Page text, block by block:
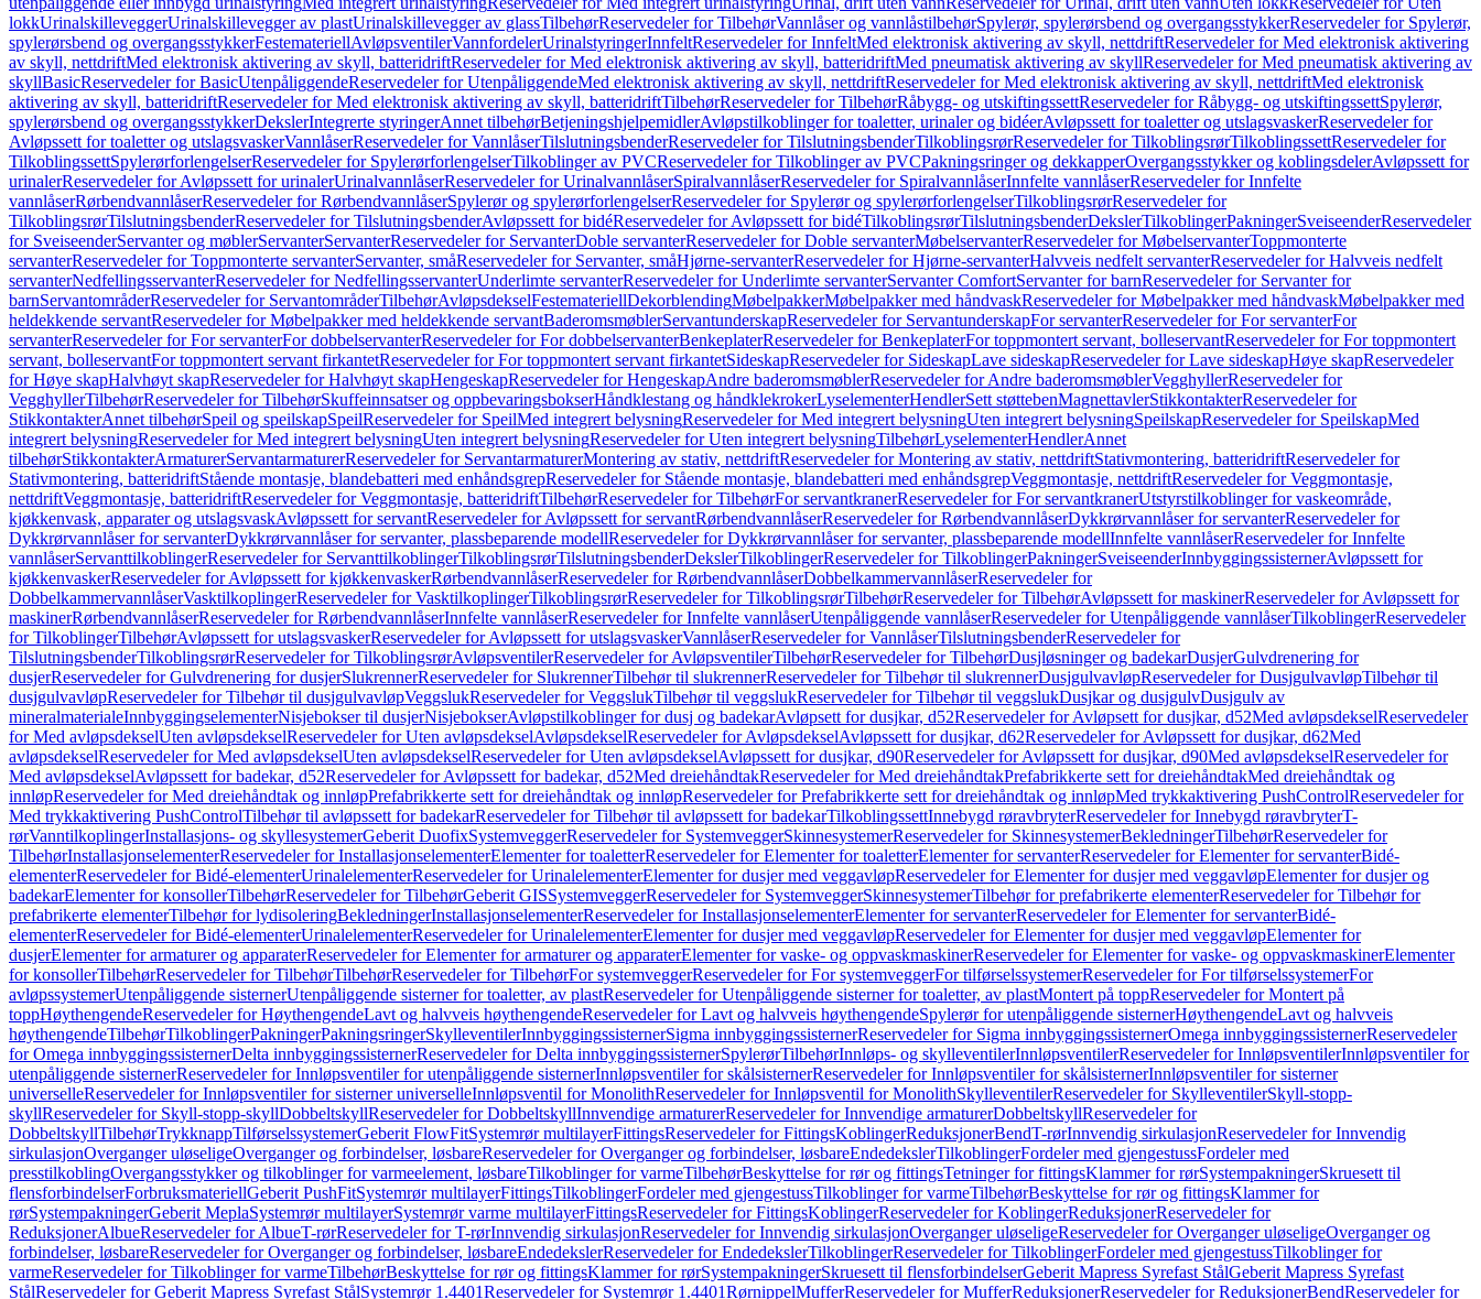
lokkUrinalskilleveggerUrinalskillevegger av plastUrinalskillevegger av glassTilbehørReservedeler for TilbehørVannlåser og vannlåstilbehørSpylerør, spylerørsbend og overgangsstykkerReservedeler for Spylerør,
spylerørsbend og overgangsstykkerFestemateriellAvløpsventilerVannfordelerUrinalstyringerInnfeltReservedeler for InnfeltMed elektronisk aktivering av skyll, nettdriftReservedeler for Med elektronisk aktivering
av skyll, nettdriftMed elektronisk aktivering av skyll, batteridriftReservedeler for Med elektronisk aktivering av skyll, batteridriftMed pneumatisk aktivering av skyllReservedeler for Med pneumatisk aktivering av
skyllBasicReservedeler for BasicUtenpåliggendeReservedeler for UtenpåliggendeMed elektronisk aktivering av skyll, nettdriftReservedeler for Med elektronisk aktivering av skyll, nettdriftMed elektronisk
aktivering av skyll, batteridriftReservedeler for Med elektronisk aktivering av skyll, batteridriftTilbehørReservedeler for TilbehørRåbygg- og utskiftingssettReservedeler for Råbygg- og utskiftingssettSpylerør,
spylerørsbend og overgangsstykkerDekslerIntegrerte styringerAnnet tilbehørBetjeningshjelpemidlerAvløpstilkoblinger for toaletter, urinaler og bidéerAvløpssett for toaletter og utslagsvaskerReservedeler for
Avløpssett for toaletter og utslagsvaskerVannlåserReservedeler for VannlåserTilslutningsbenderReservedeler for TilslutningsbenderTilkoblingsrørReservedeler for TilkoblingsrørTilkoblingssettReservedeler for
TilkoblingssettSpylerørforlengelserReservedeler for SpylerørforlengelserTilkoblinger av PVCReservedeler for Tilkoblinger av PVCPakningsringer og dekkapperOvergangsstykker og koblingsdelerAvløpssett for
urinalerReservedeler for Avløpssett for urinalerUrinalvannlåserReservedeler for UrinalvannlåserSpiralvannlåserReservedeler for SpiralvannlåserInnfelte vannlåserReservedeler for Innfelte
vannlåserRørbendvannlåserReservedeler for RørbendvannlåserSpylerør og spylerørforlengelserReservedeler for Spylerør og spylerørforlengelserTilkoblingsrørReservedeler for
TilkoblingsrørTilslutningsbenderReservedeler for TilslutningsbenderAvløpssett for bidéReservedeler for Avløpssett for bidéTilkoblingsrørTilslutningsbenderDekslerTilkoblingerPakningerSveiseenderReservedeler
for SveiseenderServanter og møblerServanterServanterReservedeler for ServanterDoble servanterReservedeler for Doble servanterMøbelservanterReservedeler for MøbelservanterToppmonterte
servanterReservedeler for Toppmonterte servanterServanter, småReservedeler for Servanter, småHjørne-servanterReservedeler for Hjørne-servanterHalvveis nedfelt servanterReservedeler for Halvveis nedfelt
servanterNedfellingsservanterReservedeler for NedfellingsservanterUnderlimte servanterReservedeler for Underlimte servanterServanter ComfortServanter for barnReservedeler for Servanter for
barnServantområderReservedeler for ServantområderTilbehørAvløpsdekselFestemateriellDekorblendingMøbelpakkerMøbelpakker med håndvaskReservedeler for Møbelpakker med håndvaskMøbelpakker med
heldekkende servantReservedeler for Møbelpakker med heldekkende servantBaderomsmøblerServantunderskapReservedeler for ServantunderskapFor servanterReservedeler for For servanterFor
servanterReservedeler for For servanterFor dobbelservanterReservedeler for For dobbelservanterBenkeplaterReservedeler for BenkeplaterFor toppmontert servant, bolleservantReservedeler for For toppmontert
servant, bolleservantFor toppmontert servant firkantetReservedeler for For toppmontert servant firkantetSideskapReservedeler for SideskapLave sideskapReservedeler for Lave sideskapHøye skapReservedeler
for Høye skapHalvhøyt skapReservedeler for Halvhøyt skapHengeskapReservedeler for HengeskapAndre baderomsmøblerReservedeler for Andre baderomsmøblerVegghyllerReservedeler for
VegghyllerTilbehørReservedeler for TilbehørSkuffeinnsatser og oppbevaringsbokserHåndklestang og håndklekrokerLyselementerHendlerSett støttebenMagnettavlerStikkontakterReservedeler for
StikkontakterAnnet tilbehørSpeil og speilskapSpeilReservedeler for SpeilMed integrert belysningReservedeler for Med integrert belysningUten integrert belysningSpeilskapReservedeler for SpeilskapMed
integrert belysningReservedeler for Med integrert belysningUten integrert belysningReservedeler for Uten integrert belysningTilbehørLyselementerHendlerAnnet
tilbehørStikkontakterArmaturerServantarmaturerReservedeler for ServantarmaturerMontering av stativ, nettdriftReservedeler for Montering av stativ, nettdriftStativmontering, batteridriftReservedeler for
Stativmontering, batteridriftStående montasje, blandebatteri med enhåndsgrepReservedeler for Stående montasje, blandebatteri med enhåndsgrepVeggmontasje, nettdriftReservedeler for Veggmontasje,
nettdriftVeggmontasje, batteridriftReservedeler for Veggmontasje, batteridriftTilbehørReservedeler for TilbehørFor servantkranerReservedeler for For servantkranerUtstyrstilkoblinger for vaskeområde,
kjøkkenvask, apparater og utslagsvaskAvløpssett for servantReservedeler for Avløpssett for servantRørbendvannlåserReservedeler for RørbendvannlåserDykkrørvannlåser for servanterReservedeler for
Dykkrørvannlåser for servanterDykkrørvannlåser for servanter, plassbeparende modellReservedeler for Dykkrørvannlåser for servanter, plassbeparende modellInnfelte vannlåserReservedeler for Innfelte
vannlåserServanttilkoblingerReservedeler for ServanttilkoblingerTilkoblingsrørTilslutningsbenderDekslerTilkoblingerReservedeler for TilkoblingerPakningerSveiseenderInnbyggingssisternerAvløpssett for
kjøkkenvaskerReservedeler for Avløpssett for kjøkkenvaskerRørbendvannlåserReservedeler for RørbendvannlåserDobbelkammervannlåserReservedeler for
DobbelkammervannlåserVasktilkoplingerReservedeler for VasktilkoplingerTilkoblingsrørReservedeler for TilkoblingsrørTilbehørReservedeler for TilbehørAvløpssett for maskinerReservedeler for Avløpssett for
maskinerRørbendvannlåserReservedeler for RørbendvannlåserInnfelte vannlåserReservedeler for Innfelte vannlåserUtenpåliggende vannlåserReservedeler for Utenpåliggende vannlåserTilkoblingerReservedeler
for TilkoblingerTilbehørAvløpssett for utslagsvaskerReservedeler for Avløpssett for utslagsvaskerVannlåserReservedeler for VannlåserTilslutningsbenderReservedeler for
TilslutningsbenderTilkoblingsrørReservedeler for TilkoblingsrørAvløpsventilerReservedeler for AvløpsventilerTilbehørReservedeler for TilbehørDusjløsninger og badekarDusjerGulvdrenering for
dusjerReservedeler for Gulvdrenering for dusjerSlukrennerReservedeler for SlukrennerTilbehør til slukrennerReservedeler for Tilbehør til slukrennerDusjgulvavløpReservedeler for DusjgulvavløpTilbehør til
dusjgulvavløpReservedeler for Tilbehør til dusjgulvavløpVeggslukReservedeler for VeggslukTilbehør til veggslukReservedeler for Tilbehør til veggslukDusjkar og dusjgulvDusjgulv av
mineralmaterialeInnbyggingselementerNisjebokser til dusjerNisjebokserAvløpstilkoblinger for dusj og badekarAvløpsett for dusjkar, d52Reservedeler for Avløpsett for dusjkar, d52Med avløpsdekselReservedeler
for Med avløpsdekselUten avløpsdekselReservedeler for Uten avløpsdekselAvløpsdekselReservedeler for AvløpsdekselAvløpssett for dusjkar, d62Reservedeler for Avløpssett for dusjkar, d62Med
avløpsdekselReservedeler for Med avløpsdekselUten avløpsdekselReservedeler for Uten avløpsdekselAvløpssett for dusjkar, d90Reservedeler for Avløpssett for dusjkar, d90Med avløpsdekselReservedeler for
Med avløpsdekselAvløpssett for badekar, d52Reservedeler for Avløpssett for badekar, d52Med dreiehåndtakReservedeler for Med dreiehåndtakPrefabrikkerte sett for dreiehåndtakMed dreiehåndtak og
innløpReservedeler for Med dreiehåndtak og innløpPrefabrikkerte sett for dreiehåndtak og innløpReservedeler for Prefabrikkerte sett for dreiehåndtak og innløpMed trykkaktivering PushControlReservedeler for
Med trykkaktivering PushControlTilbehør til avløpssett for badekarReservedeler for Tilbehør til avløpssett for badekarTilkoblingssettInnebygd røravbryterReservedeler for Innebygd røravbryterT-
rørVanntilkoplingerInstallasjons- og skyllesystemerGeberit DuofixSystemveggerReservedeler for SystemveggerSkinnesystemerReservedeler for SkinnesystemerBekledningerTilbehørReservedeler for
TilbehørInstallasjonselementerReservedeler for InstallasjonselementerElementer for toaletterReservedeler for Elementer for toaletterElementer for servanterReservedeler for Elementer for servanterBidé-
elementerReservedeler for Bidé-elementerUrinalelementerReservedeler for UrinalelementerElementer for dusjer med veggavløpReservedeler for Elementer for dusjer med veggavløpElementer for dusjer og
badekarElementer for konsollerTilbehørReservedeler for TilbehørGeberit GISSystemveggerReservedeler for SystemveggerSkinnesystemerTilbehør for prefabrikerte elementerReservedeler for Tilbehør for
prefabrikerte elementerTilbehør for lydisoleringBekledningerInstallasjonselementerReservedeler for InstallasjonselementerElementer for servanterReservedeler for Elementer for servanterBidé-
elementerReservedeler for Bidé-elementerUrinalelementerReservedeler for UrinalelementerElementer for dusjer med veggavløpReservedeler for Elementer for dusjer med veggavløpElementer for
dusjerElementer for armaturer og apparaterReservedeler for Elementer for armaturer og apparaterElementer for vaske- og oppvaskmaskinerReservedeler for Elementer for vaske- og oppvaskmaskinerElementer
for konsollerTilbehørReservedeler for TilbehørTilbehørReservedeler for TilbehørFor systemveggerReservedeler for For systemveggerFor tilførselssystemerReservedeler for For tilførselssystemerFor
avløpssystemerUtenpåliggende sisternerUtenpåliggende sisterner for toaletter, av plastReservedeler for Utenpåliggende sisterner for toaletter, av plastMontert på toppReservedeler for Montert på
toppHøythengendeReservedeler for HøythengendeLavt og halvveis høythengendeReservedeler for Lavt og halvveis høythengendeSpylerør for utenpåliggende sisternerHøythengendeLavt og halvveis
høythengendeTilbehørTilkoblingerPakningerPakningsringerSkylleventilerInnbyggingssisternerSigma innbyggingssisternerReservedeler for Sigma innbyggingssisternerOmega innbyggingssisternerReservedeler
for Omega innbyggingssisternerDelta innbyggingssisternerReservedeler for Delta innbyggingssisternerSpylerørTilbehørInnløps- og skylleventilerInnløpsventilerReservedeler for InnløpsventilerInnløpsventiler for
utenpåliggende sisternerReservedeler for Innløpsventiler for utenpåliggende sisternerInnløpsventiler for skålsisternerReservedeler for Innløpsventiler for skålsisternerInnløpsventiler for sisterner
universelleReservedeler for Innløpsventiler for sisterner universelleInnløpsventil for MonolithReservedeler for Innløpsventil for MonolithSkylleventilerReservedeler for SkylleventilerSkyll-stopp-
skyllReservedeler for Skyll-stopp-skyllDobbeltskyllReservedeler for DobbeltskyllInnvendige armaturerReservedeler for Innvendige armaturerDobbeltskyllReservedeler for
DobbeltskyllTilbehørTrykknappTilførselssystemerGeberit FlowFitSystemrør multilayerFittingsReservedeler for FittingsKoblingerReduksjonerBendT-rørInnvendig sirkulasjonReservedeler for Innvendig
sirkulasjonOverganger uløseligeOverganger og forbindelser, løsbareReservedeler for Overganger og forbindelser, løsbareEndedekslerTilkoblingerFordeler med gjengestussFordeler med
presstilkoblingOvergangsstykker og tilkoblinger for varmeelement, løsbareTilkoblinger for varmeTilbehørBeskyttelse for rør og fittingsTetninger for fittingsKlammer for rørSystempakningerSkruesett til
flensforbindelserForbruksmateriellGeberit PushFitSystemrør multilayerFittingsTilkoblingerFordeler med gjengestussTilkoblinger for varmeTilbehørBeskyttelse for rør og fittingsKlammer for
rørSystempakningerGeberit MeplaSystemrør multilayerSystemrør varme multilayerFittingsReservedeler for FittingsKoblingerReservedeler for KoblingerReduksjonerReservedeler for
ReduksjonerAlbueReservedeler for AlbueT-rørReservedeler for T-rørInnvendig sirkulasjonReservedeler for Innvendig sirkulasjonOverganger uløseligeReservedeler for Overganger uløseligeOverganger og
forbindelser, løsbareReservedeler for Overganger og forbindelser, løsbareEndedekslerReservedeler for EndedekslerTilkoblingerReservedeler for TilkoblingerFordeler med gjengestussTilkoblinger for
varmeReservedeler for Tilkoblinger for varmeTilbehørBeskyttelse for rør og fittingsKlammer for rørSystempakningerSkruesett til flensforbindelserGeberit Mapress Syrefast StålGeberit Mapress Syrefast
StålReservedeler for Geberit Mapress Syrefast StålSystemrør 1.4401Reservedeler for Systemrør 1.4401RørnippelMufferReservedeler for MufferReduksjonerReservedeler for ReduksjonerBendReservedeler for